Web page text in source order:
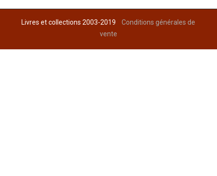
Livres et collections 2003-2019Conditions générales de
vente